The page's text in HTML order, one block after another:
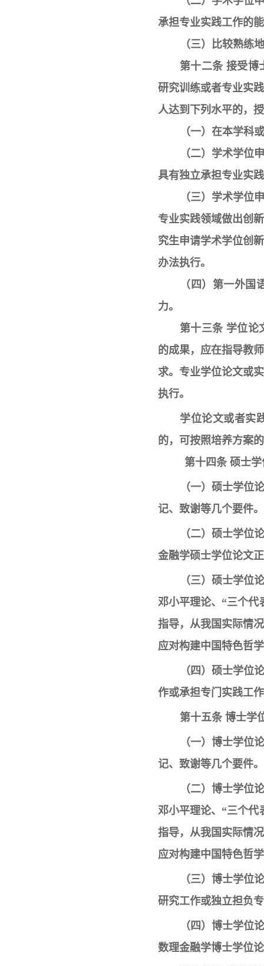
承担专业实践工作的
（三）比较熟练
第十二条 接受博
研究训练或者专业实
人达到下列水平的，
（一）在本学科
（二）学术学位
具有独立承担专业实
（三）学术学位
专业实践领域做出创
究生申请学术学位创
办法执行。
（四）第一外
力。
第十三条 学位论
的成果，应在指导教
求。专业学位论文或
执行。
学位论文或者实
的，可按照培养方案
第十四条 硕士
（一）硕士学位
记、致谢等几个要件。
（二）硕士学位
金融学硕士学位论文
（三）硕士学位
邓小平理论、“三个代
指导，从我国实际情
应对构建中国特色哲
（四）硕士学位
作或承担专门实践工
第十五条 博士学
（一）博士学位
记、致谢等几个要件。
（二）博士学位
邓小平理论、“三个代
指导，从我国实际情
应对构建中国特色哲
（三）博士学位
研究工作或独立担负
（四）博士学位
数理金融学博士学位